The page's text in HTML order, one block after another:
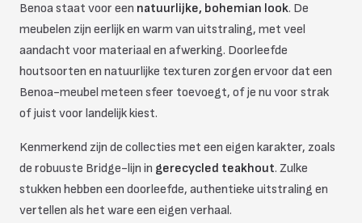
Benoa staat voor een natuurlijke, bohemian look. De
meubelen zijn eerlijk en warm van uitstraling, met veel
aandacht voor materiaal en afwerking. Doorleefde
houtsoorten en natuurlijke texturen zorgen ervoor dat een
Benoa-meubel meteen sfeer toevoegt, of je nu voor strak
of juist voor landelijk kiest.
Kenmerkend zijn de collecties met een eigen karakter, zoals
de robuuste Bridge-lijn in gerecycled teakhout. Zulke
stukken hebben een doorleefde, authentieke uitstraling en
vertellen als het ware een eigen verhaal.